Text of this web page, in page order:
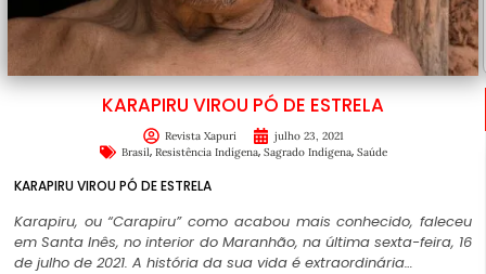
KARAPIRU VIROU PÓ DE ESTRELA
Revista Xapuri
julho 23, 2021
Brasil, Resistência Indígena, Sagrado Indígena, Saúde
KARAPIRU VIROU PÓ DE ESTRELA
Karapiru, ou “Carapiru” como acabou mais conhecido, faleceu
em Santa Inês, no interior do Maranhão, na última sexta-feira, 16
de julho de 2021. A história da sua vida é extraordinária…